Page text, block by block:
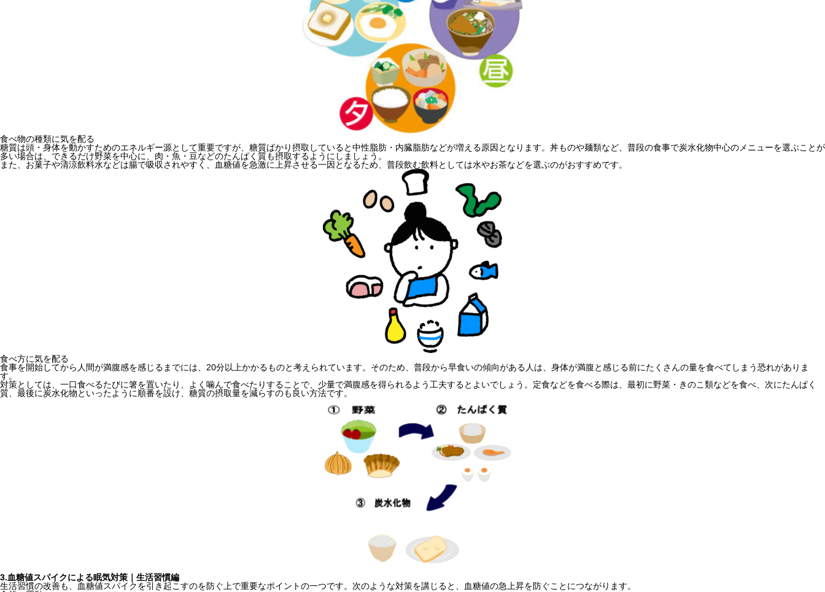
食べ物の種類に気を配る
糖質は頭・身体を動かすためのエネルギー源として重要ですが、糖質ばかり摂取していると中性脂肪・内臓脂肪などが増える原因となります。丼ものや麺類など、普段の食事で炭水化物中心のメニューを選ぶことが
多い場合は、できるだけ野菜を中心に、肉・魚・豆などのたんぱく質も摂取するようにしましょう。
また、お菓子や清涼飲料水などは腸で吸収されやすく、血糖値を急激に上昇させる一因となるため、普段飲む飲料としては水やお茶などを選ぶのがおすすめです。
食べ方に気を配る
食事を開始してから人間が満腹感を感じるまでには、20分以上かかるものと考えられています。そのため、普段から早食いの傾向がある人は、身体が満腹と感じる前にたくさんの量を食べてしまう恐れがありま
す。
対策としては、一口食べるたびに箸を置いたり、よく噛んで食べたりすることで、少量で満腹感を得られるよう工夫するとよいでしょう。定食などを食べる際は、最初に野菜・きのこ類などを食べ、次にたんぱく
質、最後に炭水化物といったように順番を設け、糖質の摂取量を減らすのも良い方法です。
3.血糖値スパイクによる眠気対策｜生活習慣編
生活習慣の改善も、血糖値スパイクを引き起こすのを防ぐ上で重要なポイントの一つです。次のような対策を講じると、血糖値の急上昇を防ぐことにつながります。